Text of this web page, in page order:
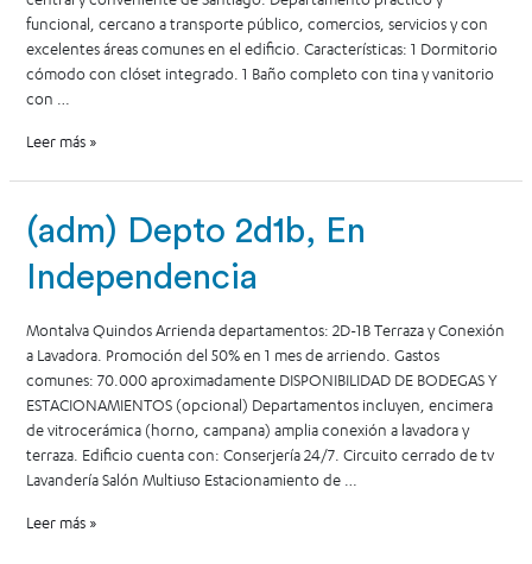
funcional, cercano a transporte público, comercios, servicios y con
excelentes áreas comunes en el edificio. Características: 1 Dormitorio
cómodo con clóset integrado. 1 Baño completo con tina y vanitorio
con …
Leer más »
(adm) Depto 2d1b, En
Independencia
Montalva Quindos Arrienda departamentos: 2D-1B Terraza y Conexión
a Lavadora. Promoción del 50% en 1 mes de arriendo. Gastos
comunes: 70.000 aproximadamente DISPONIBILIDAD DE BODEGAS Y
ESTACIONAMIENTOS (opcional) Departamentos incluyen, encimera
de vitrocerámica (horno, campana) amplia conexión a lavadora y
terraza. Edificio cuenta con: Conserjería 24/7. Circuito cerrado de tv
Lavandería Salón Multiuso Estacionamiento de …
Leer más »